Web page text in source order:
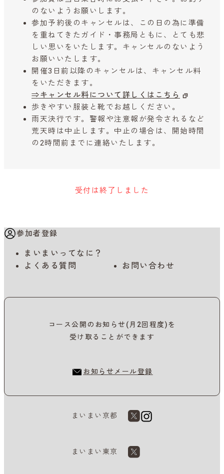
のないようお願いします。
参加予約後のキャンセルは、この日の為に準備
を重ねてきたガイド・事務局ともに、とても悲
しい思いをいたします。キャンセルのないよう
お願いいたします。
開催3日前以降のキャンセルは、キャンセル料
をいただきます。
⇒キャンセル料について詳しくはこちら
歩きやすい服装と靴でお越しください。
雨天決行です。警報や注意報が発令されるなど
荒天時は中止します。中止の場合は、開始時間
の2時間前までに連絡いたします。
受付は終了しました
参加者登録
まいまいってなに？
よくある質問
お問い合わせ
コース公開のお知らせ(月2回程度)を
受け取ることができます
お知らせメール登録
まいまい京都
まいまい東京